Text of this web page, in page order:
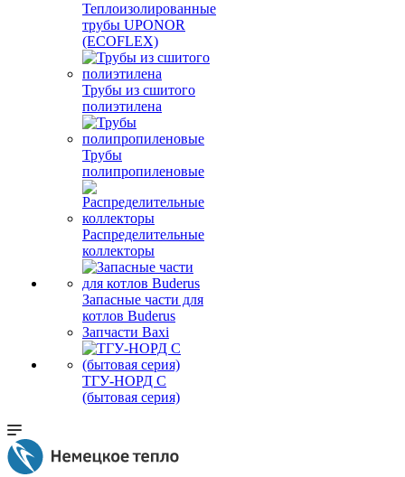
Теплоизолированные
трубы UPONOR
(ECOFLEX)
Трубы из сшитого
полиэтилена
Трубы
полипропиленовые
Распределительные
коллекторы
Запасные части для
котлов Buderus
Запчасти Baxi
ТГУ-НОРД С
(бытовая серия)